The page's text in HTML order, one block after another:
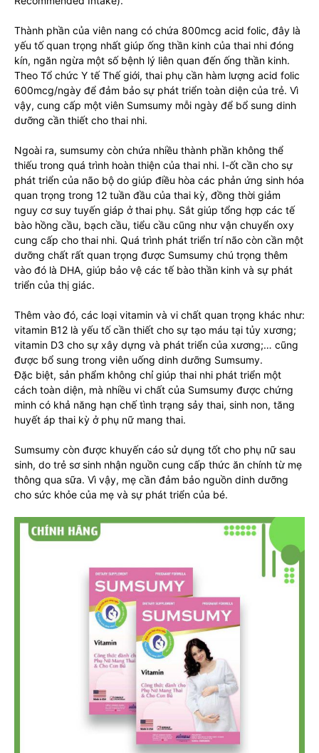
Thành phần của viên nang có chứa 800mcg acid folic, đây là
yếu tố quan trọng nhất giúp ống thần kinh của thai nhi đóng
kín, ngăn ngừa một số bệnh lý liên quan đến ống thần kinh.
Theo Tổ chức Y tế Thế giới, thai phụ cần hàm lượng acid folic
600mcg/ngày để đảm bảo sự phát triển toàn diện của trẻ. Vì
vậy, cung cấp một viên Sumsumy mỗi ngày để bổ sung dinh
dưỡng cần thiết cho thai nhi.
Ngoài ra, sumsumy còn chứa nhiều thành phần không thể
thiếu trong quá trình hoàn thiện của thai nhi. I-ốt cần cho sự
phát triển của não bộ do giúp điều hòa các phản ứng sinh hóa
quan trọng trong 12 tuần đầu của thai kỳ, đồng thời giảm
nguy cơ suy tuyến giáp ở thai phụ. Sắt giúp tổng hợp các tế
bào hồng cầu, bạch cầu, tiểu cầu cũng như vận chuyển oxy
cung cấp cho thai nhi. Quá trình phát triển trí não còn cần một
dưỡng chất rất quan trọng được Sumsumy chú trọng thêm
vào đó là DHA, giúp bảo vệ các tế bào thần kinh và sự phát
triển của thị giác.
Thêm vào đó, các loại vitamin và vi chất quan trọng khác như:
vitamin B12 là yếu tố cần thiết cho sự tạo máu tại tủy xương;
vitamin D3 cho sự xây dựng và phát triển của xương;… cũng
được bổ sung trong viên uống dinh dưỡng Sumsumy.
Đặc biệt, sản phẩm không chỉ giúp thai nhi phát triển một
cách toàn diện, mà nhiều vi chất của Sumsumy được chứng
minh có khả năng hạn chế tình trạng sảy thai, sinh non, tăng
huyết áp thai kỳ ở phụ nữ mang thai.
Sumsumy còn được khuyến cáo sử dụng tốt cho phụ nữ sau
sinh, do trẻ sơ sinh nhận nguồn cung cấp thức ăn chính từ mẹ
thông qua sữa. Vì vậy, mẹ cần đảm bảo nguồn dinh dưỡng
cho sức khỏe của mẹ và sự phát triển của bé.